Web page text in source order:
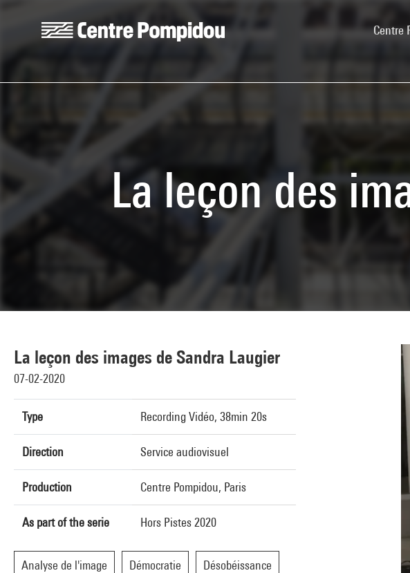
Centre
La leçon des
La leçon des images de Sandra Laugier
07-02-2020
Type Recording Vidéo, 38min 20s
Direction Service audiovisuel
Production Centre Pompidou, Paris
As part of the serie Hors Pistes 2020
Analyse de l'image Démocratie Désobéissance